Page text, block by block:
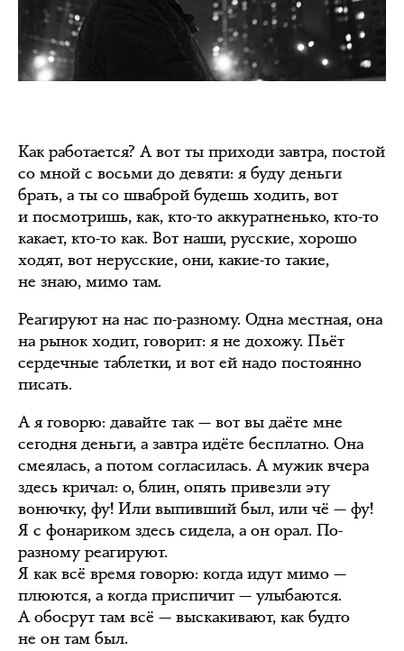
Как работается? А вот ты приходи завтра, постой
со мной с восьми до девяти: я буду деньги
брать, а ты со шваброй будешь ходить, вот
и посмотришь, как, кто-то аккуратненько, кто-то
какает, кто-то как. Вот наши, русские, хорошо
ходят, вот нерусские, они, какие-то такие,
не знаю, мимо там.
Реагируют на нас по-разному. Одна местная, она
на рынок ходит, говорит: я не дохожу. Пьёт
сердечные таблетки, и вот ей надо постоянно
писать.
А я говорю: давайте так — вот вы даёте мне
сегодня деньги, а завтра идёте бесплатно. Она
смеялась, а потом согласилась. А мужик вчера
здесь кричал: о, блин, опять привезли эту
вонючку, фу! Или выпивший был, или чё — фу!
Я с фонариком здесь сидела, а он орал. По-
разному реагируют.
Я как всё время говорю: когда идут мимо —
плюются, а когда приспичит — улыбаются.
А обосрут там всё — выскакивают, как будто
не он там был.